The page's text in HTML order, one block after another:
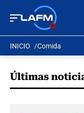
INICIO Comida
Últimas